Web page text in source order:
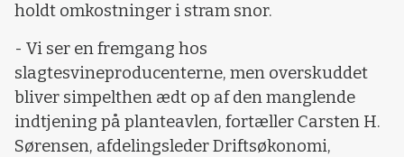
holdt omkostninger i stram snor.
- Vi ser en fremgang hos
slagtesvineproducenterne, men overskuddet
bliver simpelthen ædt op af den manglende
indtjening på planteavlen, fortæller Carsten H.
Sørensen, afdelingsleder Driftsøkonomi,